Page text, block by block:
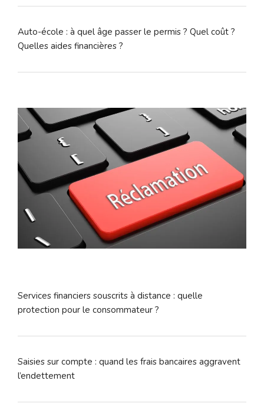
Auto-école : à quel âge passer le permis ? Quel coût ?
Quelles aides financières ?
Services financiers souscrits à distance : quelle
protection pour le consommateur ?
Saisies sur compte : quand les frais bancaires aggravent
l’endettement